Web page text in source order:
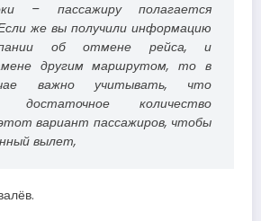
– пассажиру полагается
же вы получили информацию
об отмене рейса, и
другим маршрутом, то в
важно учитывать, что
достаточное количество
вариант пассажиров, чтобы
вылет,